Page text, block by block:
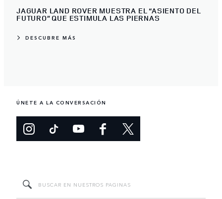
JAGUAR LAND ROVER MUESTRA EL “ASIENTO DEL
FUTURO” QUE ESTIMULA LAS PIERNAS
DESCUBRE MÁS
ÚNETE A LA CONVERSACIÓN